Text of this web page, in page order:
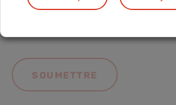
politique de confidentialité du